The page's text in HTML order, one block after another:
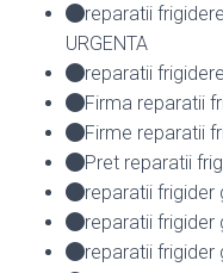
reparatii
URGENTA
reparatii
Firma reparatii
Firme reparatii
Pret reparatii
reparatii frigider
reparatii frigider
reparatii frigider